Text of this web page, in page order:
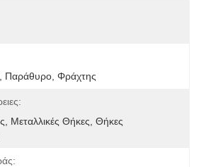
Φράχτης
Μεταλλικές Θήκες, Θήκες